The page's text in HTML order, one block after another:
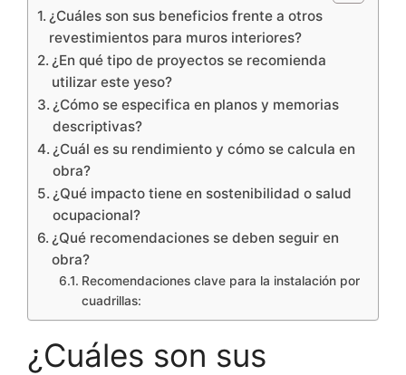
¿Cuáles son sus beneficios frente a otros
revestimientos para muros interiores?
¿En qué tipo de proyectos se recomienda
utilizar este yeso?
¿Cómo se especifica en planos y memorias
descriptivas?
¿Cuál es su rendimiento y cómo se calcula en
obra?
¿Qué impacto tiene en sostenibilidad o salud
ocupacional?
¿Qué recomendaciones se deben seguir en
obra?
Recomendaciones clave para la instalación por
cuadrillas:
¿Cuáles son sus